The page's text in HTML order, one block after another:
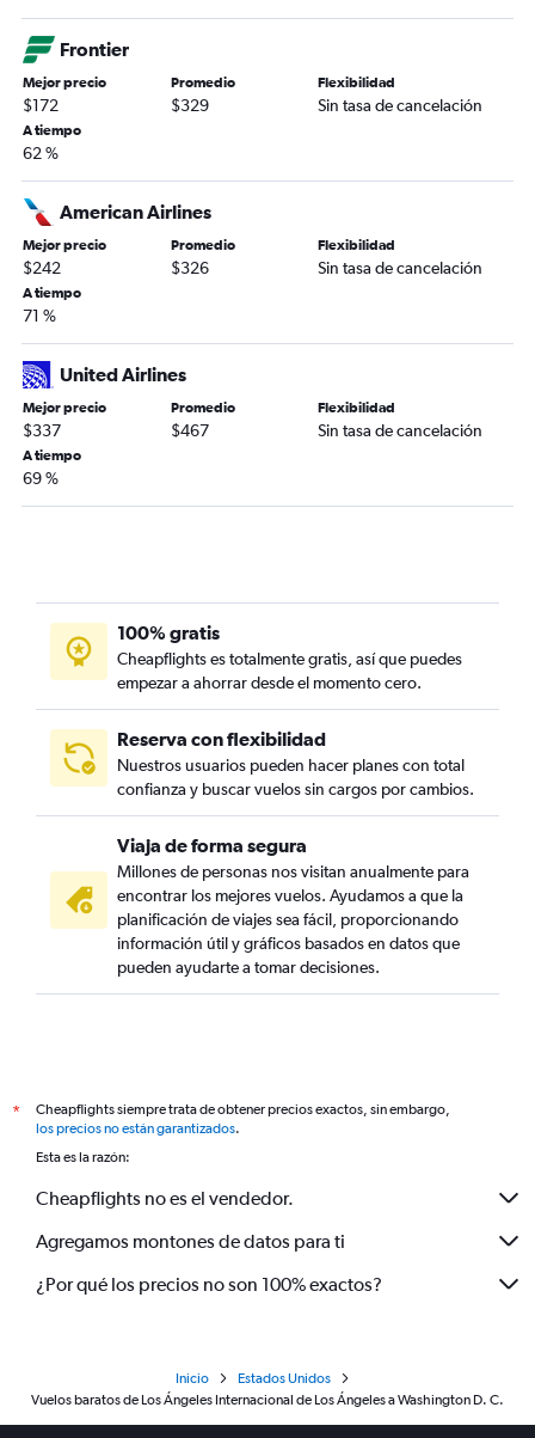
Frontier
Mejor precio
$172
Promedio
$329
Flexibilidad
Sin tasa de cancelación
A tiempo
62 %
American Airlines
Mejor precio
$242
Promedio
$326
Flexibilidad
Sin tasa de cancelación
A tiempo
71 %
United Airlines
Mejor precio
$337
Promedio
$467
Flexibilidad
Sin tasa de cancelación
A tiempo
69 %
100% gratis
Cheapflights es totalmente gratis, así que puedes
empezar a ahorrar desde el momento cero.
Reserva con flexibilidad
Nuestros usuarios pueden hacer planes con total
confianza y buscar vuelos sin cargos por cambios.
Viaja de forma segura
Millones de personas nos visitan anualmente para
encontrar los mejores vuelos. Ayudamos a que la
planificación de viajes sea fácil, proporcionando
información útil y gráficos basados en datos que
pueden ayudarte a tomar decisiones.
*
Cheapflights siempre trata de obtener precios exactos, sin embargo,
los precios no están garantizados.
Esta es la razón:
Cheapflights no es el vendedor.
Agregamos montones de datos para ti
¿Por qué los precios no son 100% exactos?
Inicio
Estados Unidos
Vuelos baratos de Los Ángeles Internacional de Los Ángeles a Washington D. C.